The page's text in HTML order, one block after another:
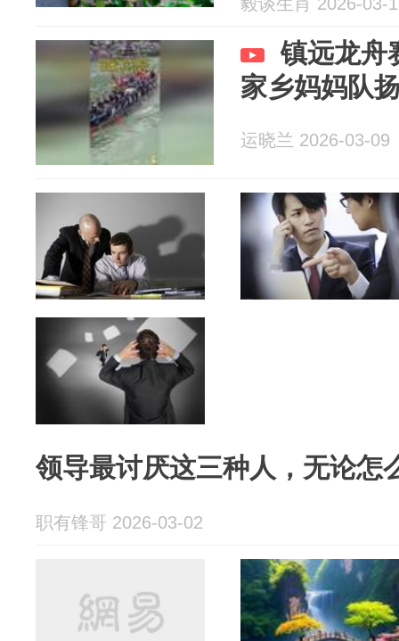
镇远龙舟
家乡妈妈队
运晓兰 2026-03-09
领导最讨厌这三种人，无论怎
职有锋哥 2026-03-02